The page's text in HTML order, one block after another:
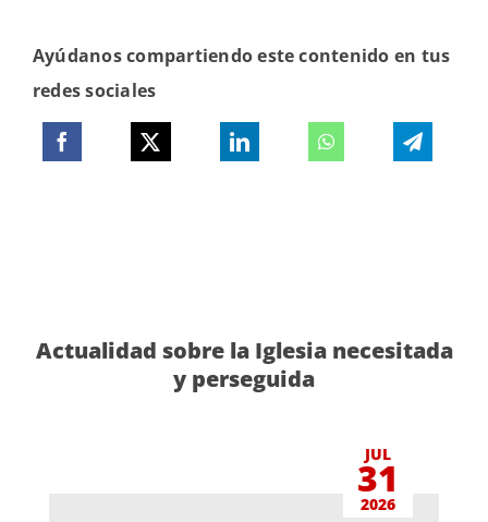
Ayúdanos compartiendo este contenido en tus
redes sociales
Actualidad sobre la Iglesia necesitada
y perseguida
JUL
31
2026